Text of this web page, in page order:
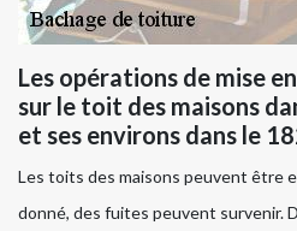
Les opérations de mise
sur le toit des maisons
et ses environs dans le
Les toits des maisons peuvent être
donné, des fuites peuvent survenir.